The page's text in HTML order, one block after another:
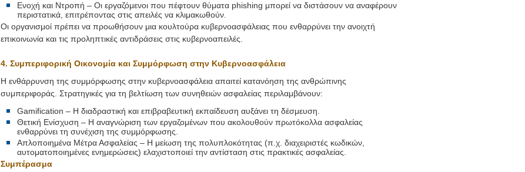
Ενοχή και Ντροπή – Οι εργαζόμενοι που πέφτουν θύματα phishing μπορεί να διστάσουν να αναφέρουν
περιστατικά, επιτρέποντας στις απειλές να κλιμακωθούν.
Οι οργανισμοί πρέπει να προωθήσουν μια κουλτούρα κυβερνοασφάλειας που ενθαρρύνει την ανοιχτή
επικοινωνία και τις προληπτικές αντιδράσεις στις κυβερνοαπειλές.
4. Συμπεριφορική Οικονομία και Συμμόρφωση στην Κυβερνοασφάλεια
Η ενθάρρυνση της συμμόρφωσης στην κυβερνοασφάλεια απαιτεί κατανόηση της ανθρώπινης
συμπεριφοράς. Στρατηγικές για τη βελτίωση των συνηθειών ασφαλείας περιλαμβάνουν:
Gamification – Η διαδραστική και επιβραβευτική εκπαίδευση αυξάνει τη δέσμευση.
Θετική Ενίσχυση – Η αναγνώριση των εργαζομένων που ακολουθούν πρωτόκολλα ασφαλείας
ενθαρρύνει τη συνέχιση της συμμόρφωσης.
Απλοποιημένα Μέτρα Ασφαλείας – Η μείωση της πολυπλοκότητας (π.χ. διαχειριστές κωδικών,
αυτοματοποιημένες ενημερώσεις) ελαχιστοποιεί την αντίσταση στις πρακτικές ασφαλείας.
Συμπέρασμα